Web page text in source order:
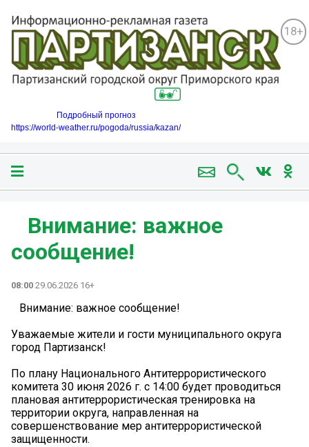
18+
Подробный прогноз
https://world-weather.ru/pogoda/russia/kazan/
️ ️ ️ Внимание: важное
сообщение!
08:00 29.06.2026 16+
️ ️ ️ Внимание: важное сообщение!
Уважаемые жители и гости муниципального округа
город Партизанск!
По плану Национального Антитеррористического
комитета 30 июня 2026 г. с 14:00 будет проводиться
плановая антитеррористическая тренировка на
территории округа, направленная на
совершенствование мер антитеррористической
защищенности.